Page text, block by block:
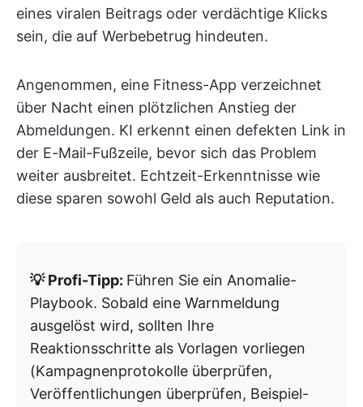
eines viralen Beitrags oder verdächtige Klicks
sein, die auf Werbebetrug hindeuten.
Angenommen, eine Fitness-App verzeichnet
über Nacht einen plötzlichen Anstieg der
Abmeldungen. KI erkennt einen defekten Link in
der E-Mail-Fußzeile, bevor sich das Problem
weiter ausbreitet. Echtzeit-Erkenntnisse wie
diese sparen sowohl Geld als auch Reputation.
💡 Profi-Tipp: Führen Sie ein Anomalie-
Playbook. Sobald eine Warnmeldung
ausgelöst wird, sollten Ihre
Reaktionsschritte als Vorlagen vorliegen
(Kampagnenprotokolle überprüfen,
Veröffentlichungen überprüfen, Beispiel-